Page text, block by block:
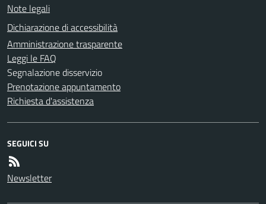
Note legali
Dichiarazione di accessibilità
Amministrazione trasparente
Leggi le FAQ
Segnalazione disservizio
Prenotazione appuntamento
Richiesta d'assistenza
SEGUICI SU
Newsletter